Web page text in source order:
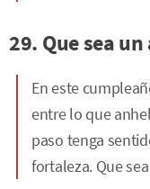
29. Que sea
En este
entre lo que
paso tenga
fortaleza. Que